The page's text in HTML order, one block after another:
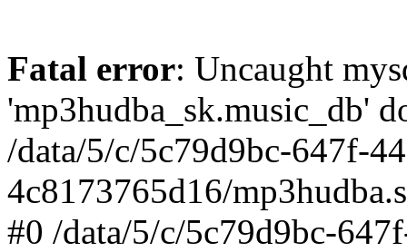
Fatal error: Uncaught
'mp3hudba_sk.music_db'
/data/5/c/5c79d9bc-647f-
4c8173765d16/
#0 /data/5/c/5c79d9bc-